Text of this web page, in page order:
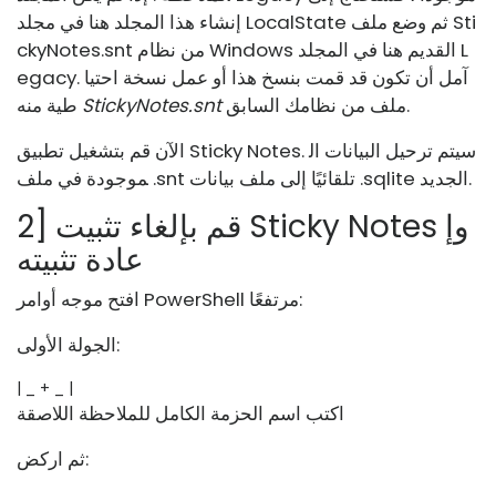
Sti
ckyNotes.snt
egacy. آمل أن تكون قد قمت بنسخ هذا أو عمل نسخة احتيا
StickyNotes.snt
ملف من نظامك السابق.
الآن قم بتشغيل تطبيق Sticky Notes. سيتم ترحيل البيانات ال
موجودة في ملف .snt تلقائيًا إلى ملف بيانات .sqlite الجديد.
2] قم بإلغاء تثبيت Sticky Notes وإ
عادة تثبيته
افتح موجه أوامر PowerShell مرتفعًا:
الجولة الأولى:
| _ + _ |
اكتب اسم الحزمة الكامل للملاحظة اللاصقة
ثم اركض: